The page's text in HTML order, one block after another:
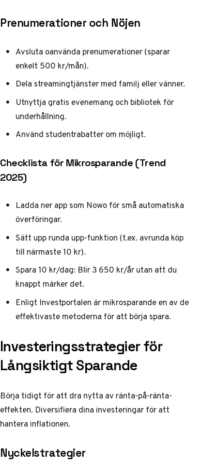
Prenumerationer och Nöjen
Avsluta oanvända prenumerationer (sparar
enkelt 500 kr/mån).
Dela streamingtjänster med familj eller vänner.
Utnyttja gratis evenemang och bibliotek för
underhållning.
Använd studentrabatter om möjligt.
Checklista för Mikrosparande (Trend
2025)
Ladda ner app som Nowoför små automatiska
överföringar.
Sätt upp runda upp-funktion (t.ex. avrunda köp
till närmaste 10 kr).
Spara 10 kr/dag: Blir 3 650 kr/år utan att du
knappt märker det.
Enligt Investportalen är mikrosparande en av de
effektivaste metoderna för att börja spara.
Investeringsstrategier för
Långsiktigt Sparande
Börja tidigt för att dra nytta av ränta-på-ränta-
effekten. Diversifiera dina investeringar för att
hantera inflationen.
Nyckelstrategier